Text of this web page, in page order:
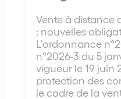
Vente à distance
: nouvelles
L’ordonnance
n°2026-3 du 5
vigueur le 19 juin
protection des
le cadre de la